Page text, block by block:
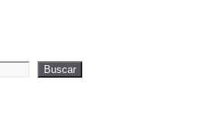
Buscar